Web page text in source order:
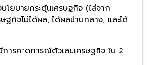
โยบายกระตุ้นเศรษฐกิจ (ไล่จาก
ฐกิจไม่ได้ผล, ได้ผลปานกลาง, และได้
การคาดการณ์ตัวเลขเศรษฐกิจ ใน 2